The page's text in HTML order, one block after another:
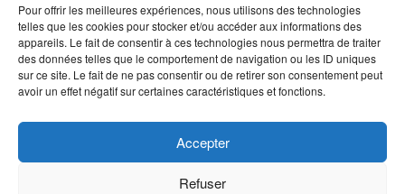
Pour offrir les meilleures expériences, nous utilisons des technologies
telles que les cookies pour stocker et/ou accéder aux informations des
appareils. Le fait de consentir à ces technologies nous permettra de traiter
des données telles que le comportement de navigation ou les ID uniques
sur ce site. Le fait de ne pas consentir ou de retirer son consentement peut
avoir un effet négatif sur certaines caractéristiques et fonctions.
Accepter
Refuser
Combien de fois arroser un cactus ?
Quelles fleurs offrir pour la fête des mères ?
Idées de décoration avec fleurs séchées